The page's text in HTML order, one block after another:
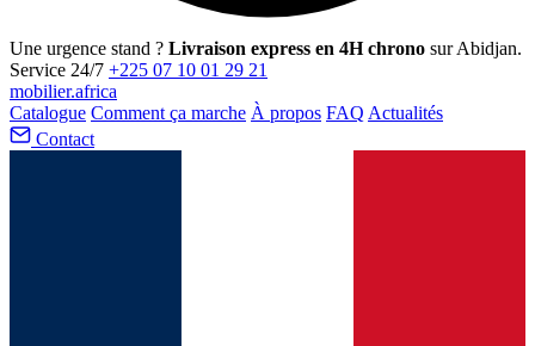
Une urgence stand ? Livraison express en 4H chrono sur Abidjan.
Service 24/7 +225 07 10 01 29 21
mobilier.africa
Catalogue Comment ça marche À propos FAQ Actualités
Contact